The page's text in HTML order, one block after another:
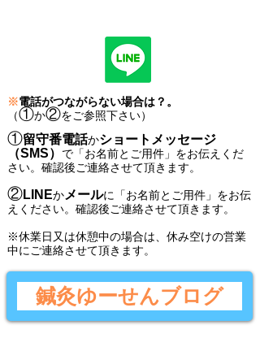
※電話がつながらない場合は？。
（①か②をご参照下さい）
①留守番電話かショートメッセージ
（SMS） で 「お名前とご用件 」 をお伝えくだ
さい。 確認後ご連絡させて頂きます。
②LINEかメールに 「お名前とご用件 」 をお伝
えください。 確認後ご連絡させて頂きます。
​※休業日又は休憩中の場合は、休み空けの営業
中にご連絡させて頂きます。
鍼灸ゆーせんブログ